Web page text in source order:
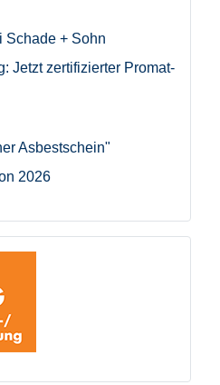
Schade + Sohn
Jetzt zertifizierter Promat-
Asbestschein"
2026